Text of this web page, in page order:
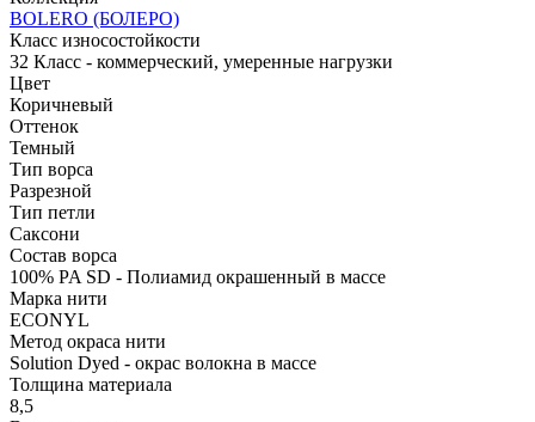
BOLERO (БОЛЕРО)
Класс износостойкости
32 Класс - коммерческий, умеренные нагрузки
Цвет
Коричневый
Оттенок
Темный
Тип ворса
Разрезной
Тип петли
Саксони
Состав ворса
100% PA SD - Полиамид окрашенный в массе
Марка нити
ECONYL
Метод окраса нити
Solution Dyed - окрас волокна в массе
Толщина материала
8,5